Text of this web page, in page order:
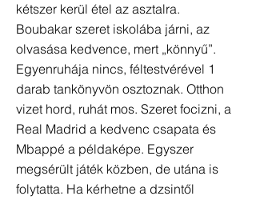
kétszer kerül étel az asztalra.
Boubakar szeret iskolába járni, az
olvasása kedvence, mert „könnyű”.
Egyenruhája nincs, féltestvérével 1
darab tankönyvön osztoznak. Otthon
vizet hord, ruhát mos. Szeret focizni, a
Real Madrid a kedvenc csapata és
Mbappé a példaképe. Egyszer
megsérült játék közben, de utána is
folytatta. Ha kérhetne a dzsintől